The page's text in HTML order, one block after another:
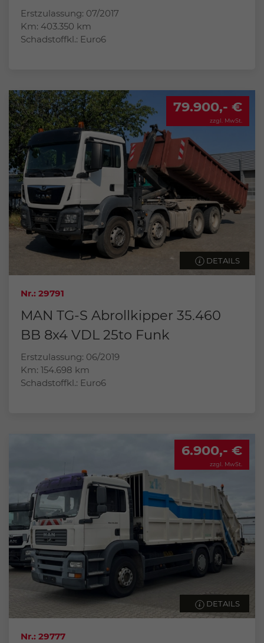
Erstzulassung: 07/2017
Km: 403.350 km
Schadstoffkl.: Euro6
79.900,- €
zzgl. MwSt.
DETAILS
Nr.: 29791
MAN TG-S Abrollkipper 35.460
BB 8x4 VDL 25to Funk
Erstzulassung: 06/2019
Km: 154.698 km
Schadstoffkl.: Euro6
6.900,- €
zzgl. MwSt.
DETAILS
Nr.: 29777